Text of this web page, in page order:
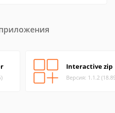
Interactive zip
Версия: 1.1.2